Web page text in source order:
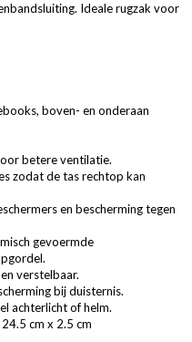
Ideale rugzak voor
boven- en onderaan
betere ventilatie.
zodat de tas rechtop kan
en bescherming tegen
gevoermde
verstelbaar.
bij duisternis.
achterlicht of helm.
cm x 2.5 cm